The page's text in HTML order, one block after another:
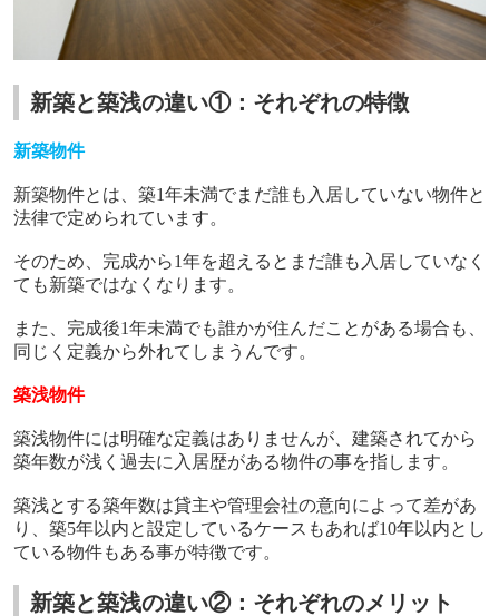
新築と築浅の違い①：それぞれの特徴
新築物件
新築物件とは、築1年未満でまだ誰も入居していない物件と
法律で定められています。
そのため、完成から1年を超えるとまだ誰も入居していなく
ても新築ではなくなります。
また、完成後1年未満でも誰かが住んだことがある場合も、
同じく定義から外れてしまうんです。
築浅物件
築浅物件には明確な定義はありませんが、建築されてから
築年数が浅く過去に入居歴がある物件の事を指します。
築浅とする築年数は貸主や管理会社の意向によって差があ
り、築5年以内と設定しているケースもあれば10年以内とし
ている物件もある事が特徴です。
新築と築浅の違い②：それぞれのメリット